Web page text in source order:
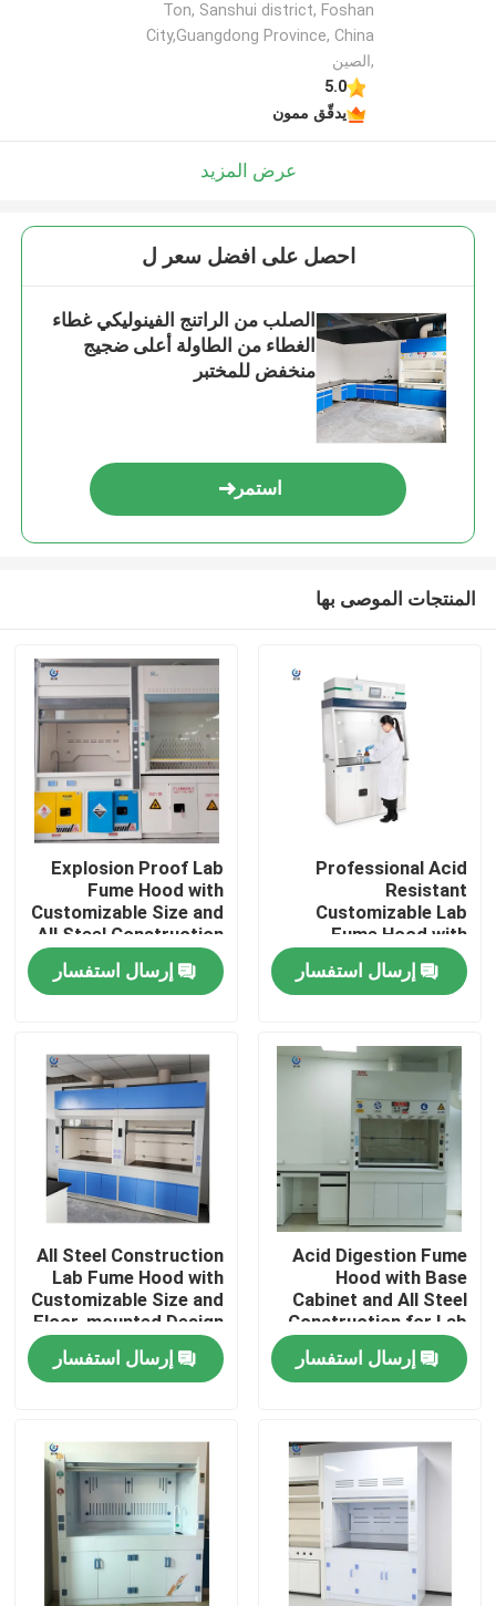
منزل
عرض الواقع الافتراضي
حول بنا
جولة في المعمل
ضبط الجودة
اتصل بنا
طلب اقتباس
مقاعد عمل المختبر
غطاء الدخان المختبر
Ton, Sanshui district, Foshan
City,Guangdong Province, China
,الصين
5.0
يدقّق ممون
عرض المزيد
احصل على افضل سعر ل
الصلب من الراتنج الفينوليكي غطاء
الغطاء من الطاولة أعلى ضجيج
منخفض للمختبر
استمر
المنتجات الموصى بها
Professional Acid
Resistant
Customizable Lab
Fume Hood with
Seven-inch LCD Touch
Screenإرسال استفسار
Explosion Proof Lab
Fume Hood with
Customizable Size and
All Steel Construction
for Safe Chemical
Handlingإرسال استفسار
Acid Digestion Fume
Hood with Base
Cabinet and All Steel
Construction for Lab
Safety
إرسال استفسار
All Steel Construction
Lab Fume Hood with
Customizable Size and
Floor-mounted Design
for Chemical Labs
إرسال استفسار